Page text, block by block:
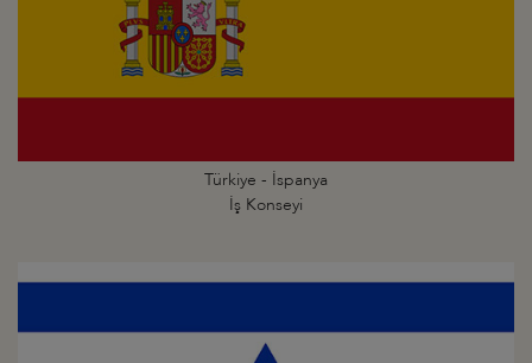
Türkiye - İspanya
İş Konseyi